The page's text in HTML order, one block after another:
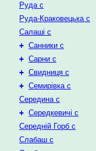
Руда с
Руда-Краковецька с
Салаші с
+ Санники с
+ Сарни с
+ Свидниця с
+ Семирівка с
Середина с
+ Середкевичі с
Середній Горб с
Слабаш с